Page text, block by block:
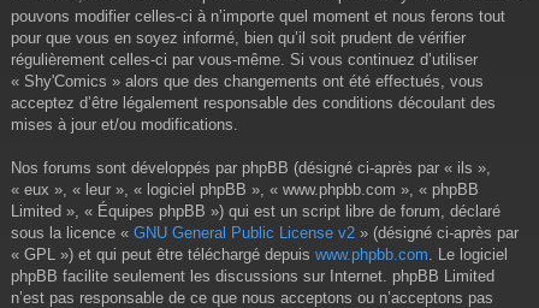
pouvons modifier celles-ci à n’importe quel moment et nous ferons tout
pour que vous en soyez informé, bien qu’il soit prudent de vérifier
régulièrement celles-ci par vous-même. Si vous continuez d’utiliser
« Shy'Comics » alors que des changements ont été effectués, vous
acceptez d’être légalement responsable des conditions découlant des
mises à jour et/ou modifications.
Nos forums sont développés par phpBB (désigné ci-après par « ils »,
« eux », « leur », « logiciel phpBB », « www.phpbb.com », « phpBB
Limited », « Équipes phpBB ») qui est un script libre de forum, déclaré
sous la licence « GNU General Public License v2 » (désigné ci-après par
« GPL ») et qui peut être téléchargé depuis www.phpbb.com . Le logiciel
phpBB facilite seulement les discussions sur Internet. phpBB Limited
n’est pas responsable de ce que nous acceptons ou n’acceptons pas